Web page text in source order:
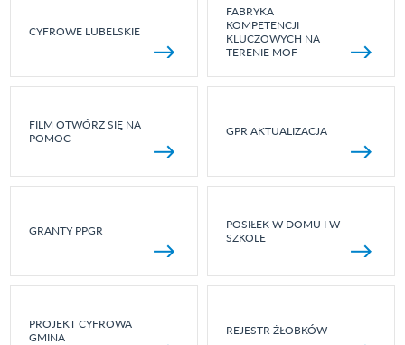
CYFROWE LUBELSKIE
FABRYKA
KOMPETENCJI
KLUCZOWYCH NA
TERENIE MOF
FILM OTWÓRZ SIĘ NA
POMOC
GPR AKTUALIZACJA
GRANTY PPGR
POSIŁEK W DOMU I W
SZKOLE
PROJEKT CYFROWA
GMINA
REJESTR ŻŁOBKÓW